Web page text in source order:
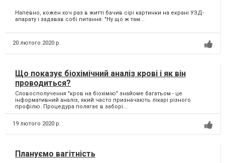
Напевно, кожен хоч раз в житті бачив сірі картинки на екрані УЗД-
апарату і задавав собі питання: "Ну що ж там...
20 лютого 2020 р.
Що показує біохімічний аналіз крові і як він
проводиться?
Словосполучення "кров на біохімію" знайоме багатьом - це
інформативний аналіз, який часто призначають лікарі різного
профілю. Процедура полягає в заборі...
19 лютого 2020 р.
Плануємо вагітність